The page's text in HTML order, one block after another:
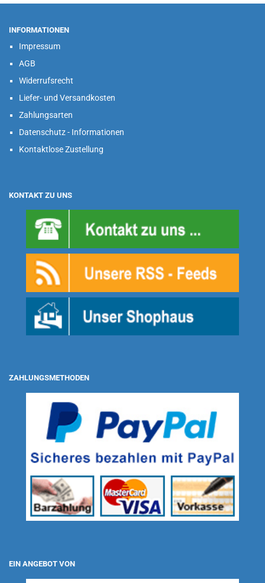
INFORMATIONEN
Impressum
AGB
Widerrufsrecht
Liefer- und Versandkosten
Zahlungsarten
Datenschutz - Informationen
Kontaktlose Zustellung
KONTAKT ZU UNS
ZAHLUNGSMETHODEN
EIN ANGEBOT VON